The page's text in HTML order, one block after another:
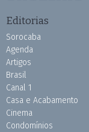
Editorias
Sorocaba
Agenda
Artigos
Brasil
Canal 1
Casa e Acabamento
Cinema
Condomínios